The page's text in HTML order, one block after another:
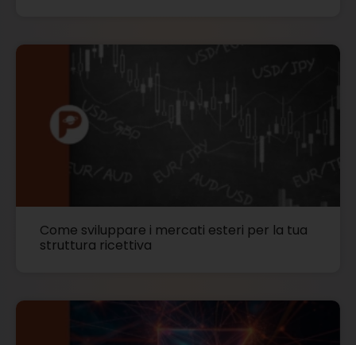
Come sviluppare i mercati esteri per la tua
struttura ricettiva